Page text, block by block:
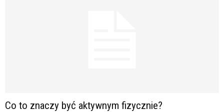
Co to znaczy być aktywnym fizycznie?